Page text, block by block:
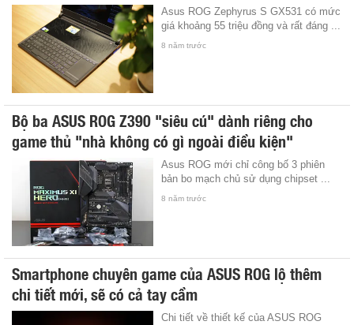
Asus ROG Zephyrus S GX531 có mức
giá khoảng 55 triệu đồng và rất đáng ...
8 năm trước
Bộ ba ASUS ROG Z390 "siêu cú" dành riêng cho
game thủ "nhà không có gì ngoài điều kiện"
Asus ROG mới chỉ công bố 3 phiên
bản bo mạch chủ sử dụng chipset ...
8 năm trước
Smartphone chuyên game của ASUS ROG lộ thêm
chi tiết mới, sẽ có cả tay cầm
Chi tiết về thiết kế của ASUS ROG